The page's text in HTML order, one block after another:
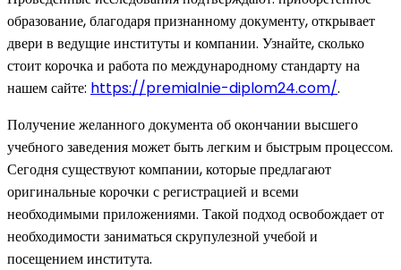
образование, благодаря признанному документу, открывает
двери в ведущие институты и компании. Узнайте, сколько
стоит корочка и работа по международному стандарту на
нашем сайте: https://premialnie-diplom24.com/.
Получение желанного документа об окончании высшего
учебного заведения может быть легким и быстрым процессом.
Сегодня существуют компании, которые предлагают
оригинальные корочки с регистрацией и всеми
необходимыми приложениями. Такой подход освобождает от
необходимости заниматься скрупулезной учебой и
посещением института.